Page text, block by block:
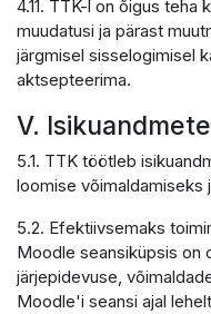
4.11. TTK-l on õigus
muudatusi ja pärast
järgmisel sisselogimisel
aktsepteerima.
V.
5.1. TTK töötleb
loomise võimaldamiseks
5.2. Efektiivsemaks
Moodle seansiküpsis on
järjepidevuse,
Moodle'i seansi ajal